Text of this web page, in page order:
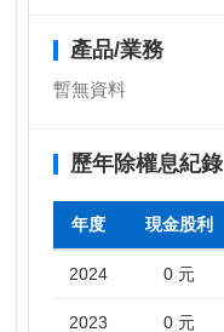
產品/業務
暫無資料
歷年除權息紀錄
年度 現金股利
2024 0 元
2023 0 元